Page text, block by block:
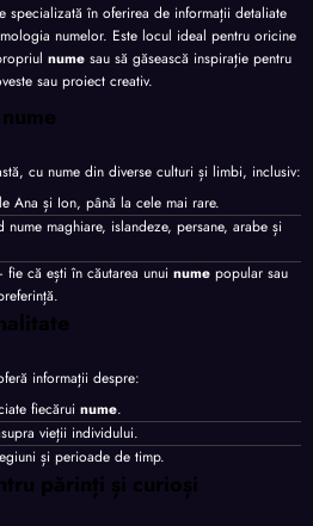
specializată în oferirea de informații detaliate
numelor. Este locul ideal pentru oricine
nume sau să găsească inspirație pentru
sau proiect creativ.
cu nume din diverse culturi și limbi, inclusiv:
Ana și Ion, până la cele mai rare.
nume maghiare, islandeze, persane, arabe și
fie că ești în căutarea unui nume popular sau
informații despre:
fiecărui nume.
vieții individului.
și perioade de timp.
părinți și curioși